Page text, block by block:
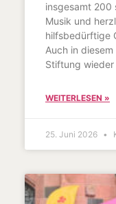
insgesamt 200
Musik und
hilfsbedürftige
Auch in
Stiftung
WEITERLESEN »
25. Juni 2026